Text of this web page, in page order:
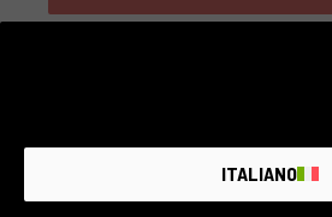
ITALIANO